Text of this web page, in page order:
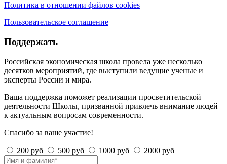
Политика в отношении файлов cookies
Пользовательское соглашение
Поддержать
Российская экономическая школа провела уже несколько
десятков мероприятий, где выступили ведущие ученые и
эксперты России и мира.
Ваша поддержка поможет реализации просветительской
деятельности Школы, призванной привлечь внимание людей
к актуальным вопросам современности.
Спасибо за ваше участие!
200 руб 500 руб 1000 руб 2000 руб